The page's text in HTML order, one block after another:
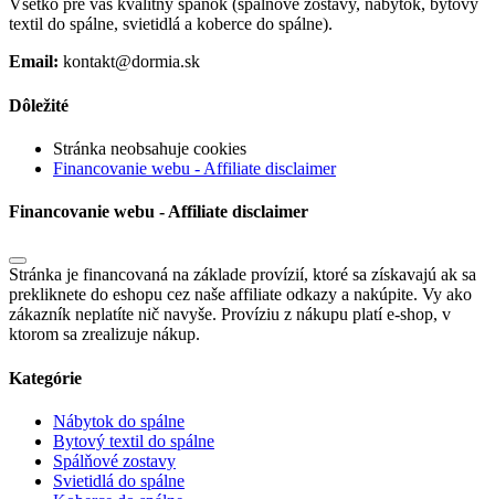
Všetko pre váš kvalitný spánok (spálňové zostavy, nábytok, bytový
textil do spálne, svietidlá a koberce do spálne).
Email: kontakt@dormia.sk
Dôležité
Stránka neobsahuje cookies
Financovanie webu - Affiliate disclaimer
Financovanie webu - Affiliate disclaimer
Stránka je financovaná na základe provízií, ktoré sa získavajú ak sa
prekliknete do eshopu cez naše affiliate odkazy a nakúpite. Vy ako
zákazník neplatíte nič navyše. Províziu z nákupu platí e-shop, v
ktorom sa zrealizuje nákup.
Kategórie
Nábytok do spálne
Bytový textil do spálne
Spálňové zostavy
Svietidlá do spálne